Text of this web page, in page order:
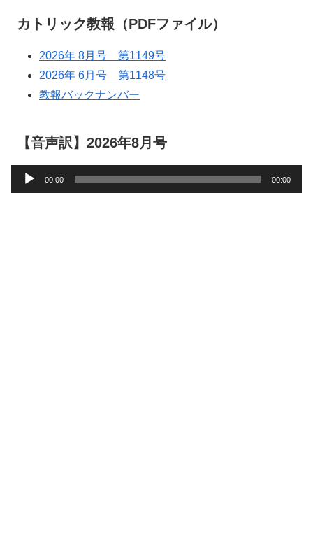
カトリック教報（PDFファイル）
2026年 8月号 第1149号
2026年 6月号 第1148号
教報バックナンバー
【音声訳】2026年8月号
声
00:00 00:00